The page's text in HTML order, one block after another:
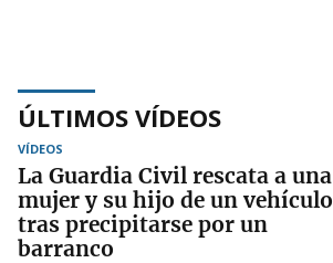
ÚLTIMOS VÍDEOS
VÍDEOS
La Guardia Civil rescata a una
mujer y su hijo de un vehículo
tras precipitarse por un
barranco